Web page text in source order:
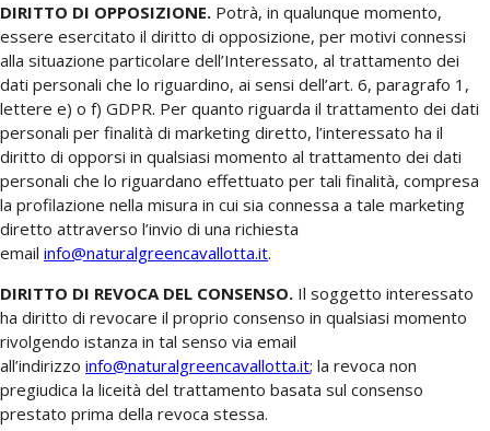
DIRITTO DI OPPOSIZIONE. Potrà, in qualunque momento,
essere esercitato il diritto di opposizione, per motivi connessi
alla situazione particolare dell’Interessato, al trattamento dei
dati personali che lo riguardino, ai sensi dell’art. 6, paragrafo 1,
lettere e) o f) GDPR. Per quanto riguarda il trattamento dei dati
personali per finalità di marketing diretto, l’interessato ha il
diritto di opporsi in qualsiasi momento al trattamento dei dati
personali che lo riguardano effettuato per tali finalità, compresa
la profilazione nella misura in cui sia connessa a tale marketing
diretto attraverso l’invio di una richiesta
email info@naturalgreencavallotta.it.
DIRITTO DI REVOCA DEL CONSENSO. Il soggetto interessato
ha diritto di revocare il proprio consenso in qualsiasi momento
rivolgendo istanza in tal senso via email
all’indirizzo info@naturalgreencavallotta.it; la revoca non
pregiudica la liceità del trattamento basata sul consenso
prestato prima della revoca stessa.